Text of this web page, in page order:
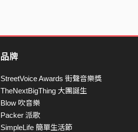
品牌
StreetVoice Awards 街聲音樂獎
TheNextBigThing 大團誕生
Blow 吹音樂
Packer 派歌
SimpleLife 簡單生活節